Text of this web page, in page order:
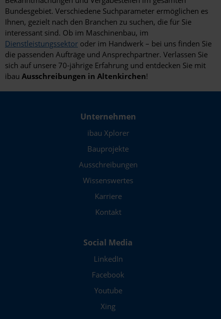
Bundesgebiet. Verschiedene Suchparameter ermöglichen es
Ihnen, gezielt nach den Branchen zu suchen, die für Sie
interessant sind. Ob im Maschinenbau, im
Dienstleistungssektor oder im Handwerk – bei uns finden Sie
die passenden Aufträge und Ansprechpartner. Verlassen Sie
sich auf unsere 70-jährige Erfahrung und entdecken Sie mit
ibau Ausschreibungen in Altenkirchen!
Unternehmen
ibau Xplorer
Bauprojekte
Ausschreibungen
Wissenswertes
Karriere
Kontakt
Social Media
LinkedIn
Facebook
Youtube
Xing